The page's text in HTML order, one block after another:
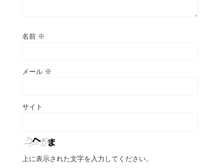
名前 ※
メール ※
サイト
上に表示された文字を入力してください。